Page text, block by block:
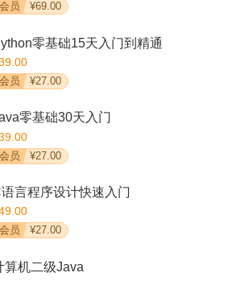
会员 ¥69.00
零基础15天入门到精通
会员 ¥27.00
零基础30天入门
会员 ¥27.00
言程序设计快速入门
会员 ¥27.00
算机二级Java